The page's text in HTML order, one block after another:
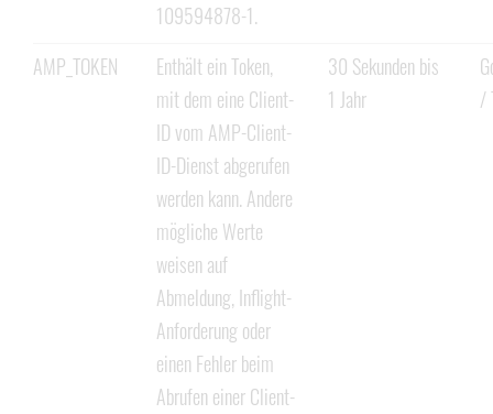
109594878-1.
AMP_TOKEN
Enthält ein Token,
mit dem eine Client-
ID vom AMP-Client-
ID-Dienst abgerufen
werden kann. Andere
mögliche Werte
weisen auf
Abmeldung, Inflight-
Anforderung oder
einen Fehler beim
Abrufen einer Client-
30 Sekunden bis
1 Jahr
/